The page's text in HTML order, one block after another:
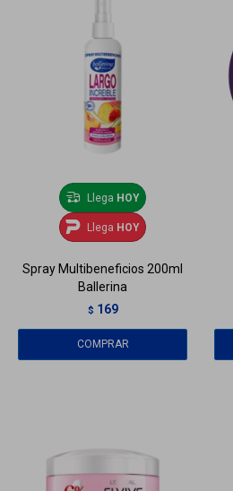
Llega HOY
Llega HOY
Spray Multibeneficios 200ml
Ballerina
$ 169